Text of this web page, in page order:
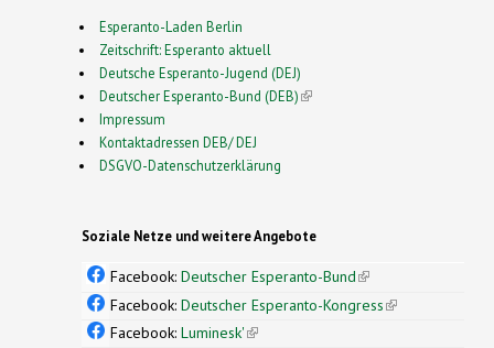
Esperanto-Laden Berlin
Zeitschrift: Esperanto aktuell
Deutsche Esperanto-Jugend (DEJ)
Deutscher Esperanto-Bund (DEB)(link is external)
Impressum
Kontaktadressen DEB/ DEJ
DSGVO-Datenschutzerklärung
Soziale Netze und weitere Angebote
Facebook: Deutscher Esperanto-Bund(link is
external)
Facebook: Deutscher Esperanto-Kongress(link is
Facebook: Luminesk'(link is external)